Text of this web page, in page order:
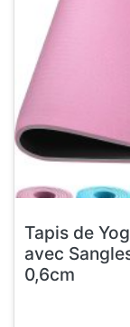
Tapis de
avec
0,6cm